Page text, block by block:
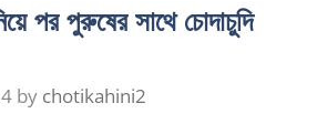
পর পুরুষের সাথে চোদাচুদি
by chotikahini2